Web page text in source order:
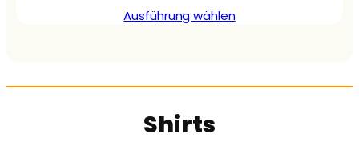
Ausführung wählen
Shirts